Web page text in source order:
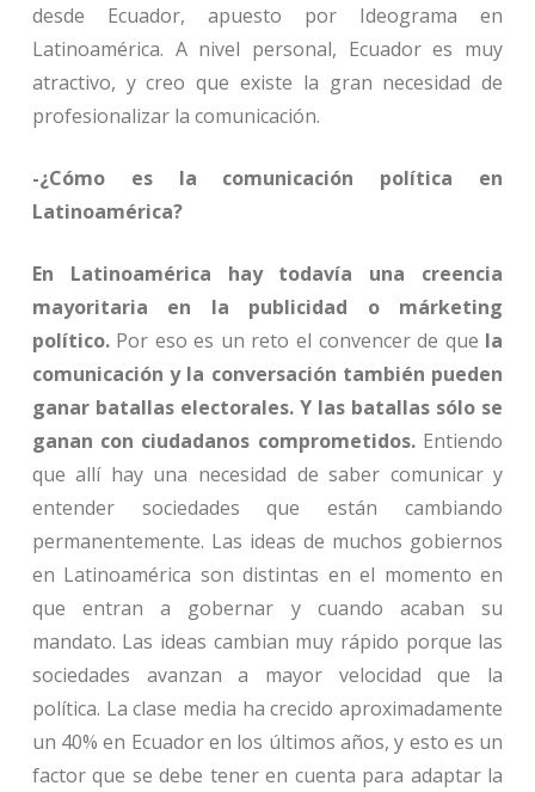
desde Ecuador, apuesto por Ideograma en
Latinoamérica. A nivel personal, Ecuador es muy
atractivo, y creo que existe la gran necesidad de
profesionalizar la comunicación.
-¿Cómo es la comunicación política en
Latinoamérica?
En Latinoamérica hay todavía una creencia
mayoritaria en la publicidad o márketing
político.Por eso es un reto el convencer de que la
comunicación y la conversación también pueden
ganar batallas electorales. Y las batallas sólo se
ganan con ciudadanos comprometidos.Entiendo
que allí hay una necesidad de saber comunicar y
entender sociedades que están cambiando
permanentemente. Las ideas de muchos gobiernos
en Latinoamérica son distintas en el momento en
que entran a gobernar y cuando acaban su
mandato. Las ideas cambian muy rápido porque las
sociedades avanzan a mayor velocidad que la
política. La clase media ha crecido aproximadamente
un 40% en Ecuador en los últimos años, y esto es un
factor que se debe tener en cuenta para adaptar la